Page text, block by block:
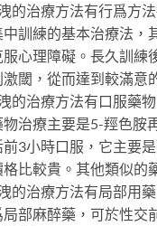
治療方法有行爲方法
練的基本治療法，其
服心理障礙。長久訓練
閾，從而達到較滿意
治療方法有口服藥物
療主要是5-羥色胺再
前3小時口服，它主要
格比較貴。其他類似的
治療方法有局部用藥
麻醉藥，可於性交前